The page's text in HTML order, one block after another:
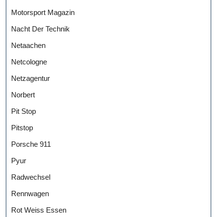
Motorsport Magazin
Nacht Der Technik
Netaachen
Netcologne
Netzagentur
Norbert
Pit Stop
Pitstop
Porsche 911
Pyur
Radwechsel
Rennwagen
Rot Weiss Essen